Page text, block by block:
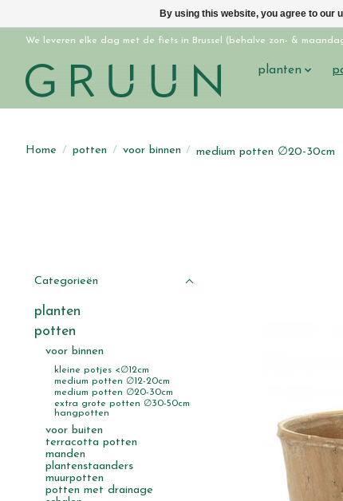
We leveren elke dag met de fiets in Brussel (behalve zon- &
planten
Home / potten / voor binnen / medium potten ∅20-30cm
Categorieën
planten
potten
voor binnen
kleine potjes <∅12cm
medium potten ∅12-20cm
medium potten ∅20-30cm
extra grote potten ∅30-50cm
hangpotten
voor buiten
terracotta potten
manden
plantenstaanders
muurpotten
potten met drainage
By using this website, you agree to our